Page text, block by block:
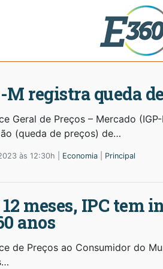
M registra queda
Geral de Preços – Mercado
(queda de preços) de…
às 12:30h | Economia Principal
meses, IPC tem
anos
de Preços ao Consumidor do